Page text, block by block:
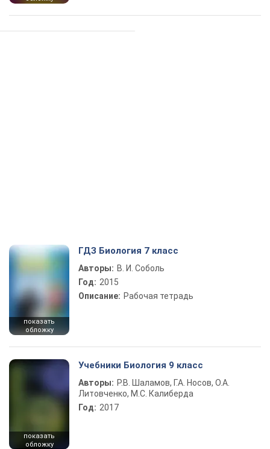
показать
обложку
ГДЗ Биология 7 класс
Авторы: В. И. Соболь
Год: 2015
Описание: Рабочая тетрадь
показать
обложку
Учебники Биология 9 класс
Авторы: Р.В. Шаламов, Г.А. Носов, О.А.
Литовченко, М.С. Калиберда
Год: 2017